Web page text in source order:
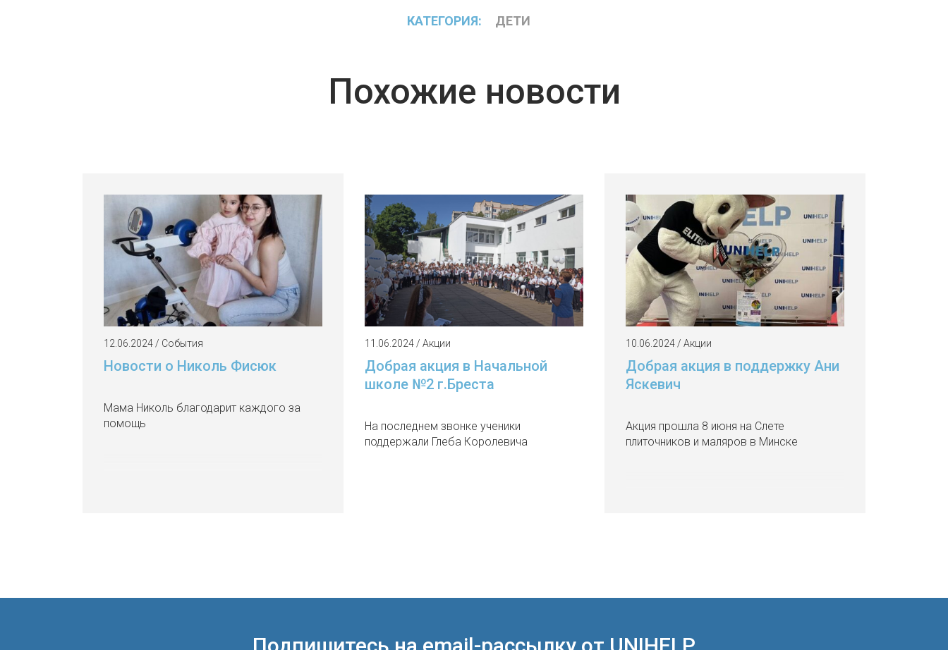
КАТЕГОРИЯ: ДЕТИ
Похожие новости
12.06.2024 / События
Новости о Николь Фисюк
Мама Николь благодарит каждого за
помощь
11.06.2024 / Акции
Добрая акция в Начальной
школе №2 г.Бреста
На последнем звонке ученики
поддержали Глеба Королевича
10.06.2024 / Акции
Добрая акция в поддержку Ани
Яскевич
Акция прошла 8 июня на Слете
плиточников и маляров в Минске